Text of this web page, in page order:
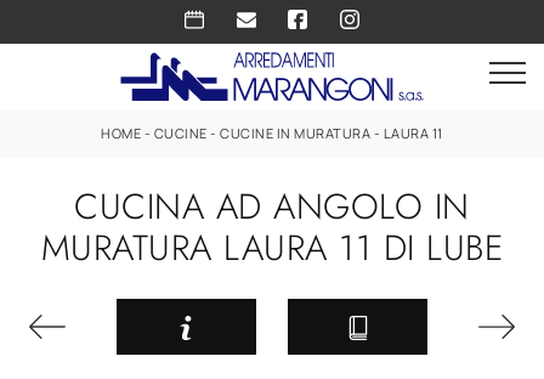
HOME - CUCINE -CUCINE IN MURATURA - LAURA 11
CUCINA AD ANGOLO IN
MURATURA LAURA 11 DI LUBE